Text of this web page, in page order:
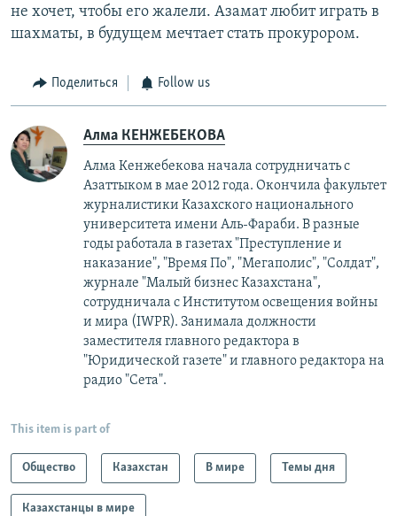
не хочет, чтобы его жалели. Азамат любит играть в
шахматы, в будущем мечтает стать прокурором.
Поделиться Follow us
Алма КЕНЖЕБЕКОВА
Алма Кенжебекова начала сотрудничать с
Азаттыком в мае 2012 года. Окончила факультет
журналистики Казахского национального
университета имени Аль-Фараби. В разные
годы работала в газетах "Преступление и
наказание", "Время По", "Мегаполис", "Солдат",
журнале "Малый бизнес Казахстана",
сотрудничала с Институтом освещения войны
и мира (IWPR). Занимала должности
заместителя главного редактора в
"Юридической газете" и главного редактора на
радио "Сета".
This item is part of
Общество Казахстан В мире Темы дня
Казахстанцы в мире